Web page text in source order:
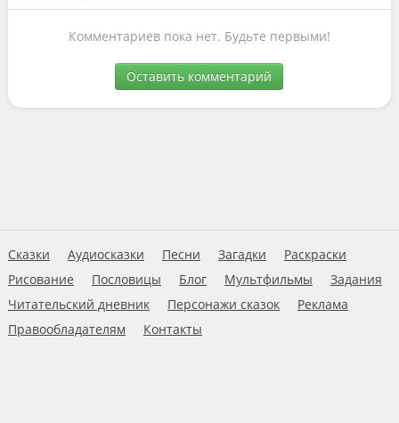
Комментариев пока нет. Будьте первыми!
Оставить комментарий
Сказки Аудиосказки Песни Загадки
Раскраски
Рисование
Пословицы Блог Мультфильмы
Задания
Читательский дневник
Персонажи сказок
Реклама
Правообладателям
Контакты